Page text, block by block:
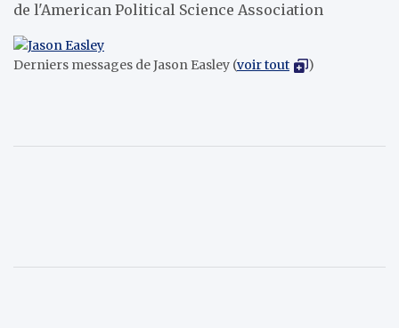
de l'American Political Science Association
Derniers messages de Jason Easley (voir tout )